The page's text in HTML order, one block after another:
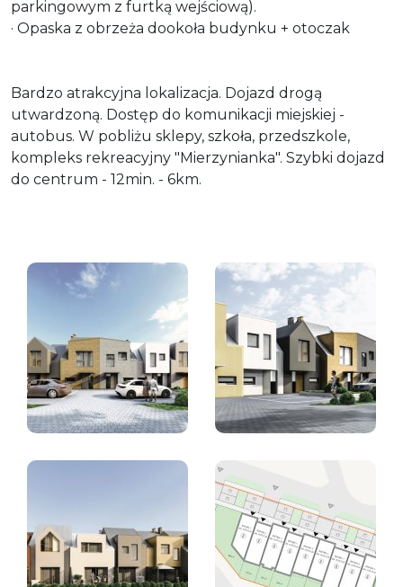
parkingowym z furtką wejściową).
· Opaska z obrzeża dookoła budynku + otoczak
Bardzo atrakcyjna lokalizacja. Dojazd drogą
utwardzoną. Dostęp do komunikacji miejskiej -
autobus. W pobliżu sklepy, szkoła, przedszkole,
kompleks rekreacyjny "Mierzynianka". Szybki dojazd
do centrum - 12min. - 6km.